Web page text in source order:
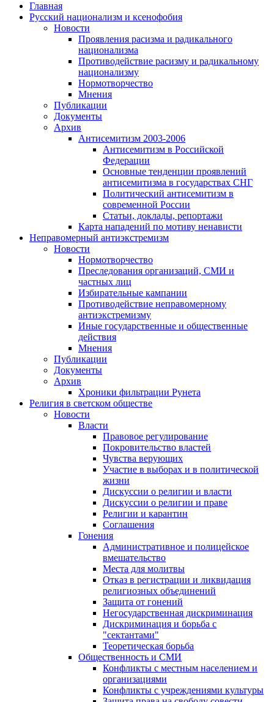
Главная
Русский национализм и ксенофобия
Новости
Проявления расизма и радикального
национализма
Противодействие расизму и радикальному
национализму
Нормотворчество
Мнения
Публикации
Документы
Архив
Антисемитизм 2003-2006
Антисемитизм в Российской
Федерации
Основные тенденции проявлений
антисемитизма в государствах СНГ
Политический антисемитизм в
современной России
Статьи, доклады, репортажи
Карта нападений по мотиву ненависти
Неправомерный антиэкстремизм
Новости
Нормотворчество
Преследования организаций, СМИ и
частных лиц
Избирательные кампании
Противодействие неправомерному
антиэкстремизму
Иные государственные и общественные
действия
Мнения
Публикации
Документы
Архив
Хроники фильтрации Рунета
Религия в светском обществе
Новости
Власти
Правовое регулирование
Покровительство властей
Чувства верующих
Участие в выборах и в политической
жизни
Дискуссии о религии и власти
Дискуссии о религии и праве
Религии и карантин
Соглашения
Гонения
Административное и полицейское
вмешательство
Места для молитвы
Отказ в регистрации и ликвидация
религиозных объединений
Защита от гонений
Негосударственная дискриминация
Дискриминация и борьба с
"сектантами"
Теоретическая борьба
Общественность и СМИ
Конфликты с местным населением и
организациями
Конфликты с учреждениями культуры